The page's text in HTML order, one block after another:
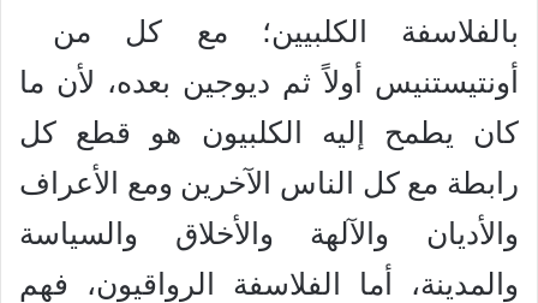
بالفلاسفة الكلبيين؛ مع كل من
أونتيستنيس أولاً ثم ديوجين بعده، لأن ما
كان يطمح إليه الكلبيون هو قطع كل
رابطة مع كل الناس الآخرين ومع الأعراف
والأديان والآلهة والأخلاق والسياسة
والمدينة، أما الفلاسفة الرواقيون، فهم